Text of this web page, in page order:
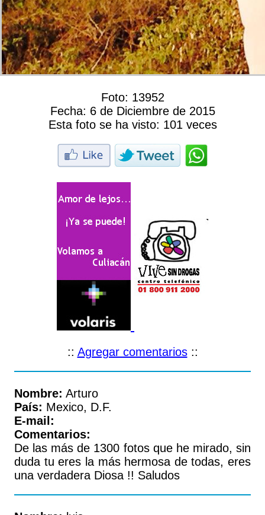
Foto: 13952
Fecha: 6 de Diciembre de 2015
Esta foto se ha visto: 101 veces
:: Agregar comentarios::
Nombre: Arturo
País: Mexico, D.F.
E-mail:
Comentarios:
De las más de 1300 fotos que he mirado, sin
duda tu eres la más hermosa de todas, eres
una verdadera Diosa !! Saludos